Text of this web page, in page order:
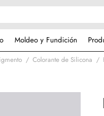
Moldeo y Fundición
Colorante de Silicona